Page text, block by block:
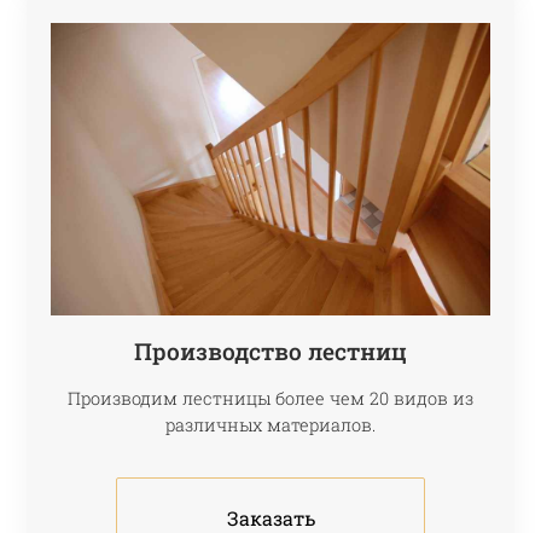
Производство лестниц
Производим лестницы более чем 20 видов из
различных материалов.
Заказать